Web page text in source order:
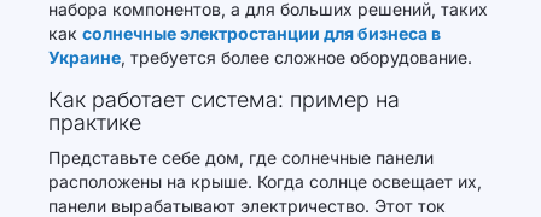
набора компонентов, а для больших решений, таких
как солнечные электростанции для бизнеса в
Украине, требуется более сложное оборудование.
Как работает система: пример на
практике
Представьте себе дом, где солнечные панели
расположены на крыше. Когда солнце освещает их,
панели вырабатывают электричество. Этот ток